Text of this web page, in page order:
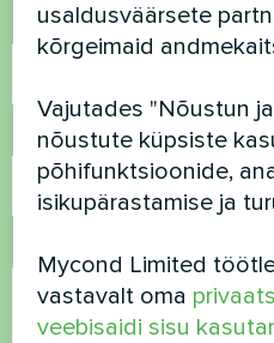
Telefoninumber
E-post
usaldusväärsete
kõrgeimaid
Vajutades "Nõustun
nõustute küpsiste
põhifunktsioonide,
isikupärastamise ja
Mycond Limited
vastavalt oma
veebisaidi sisu